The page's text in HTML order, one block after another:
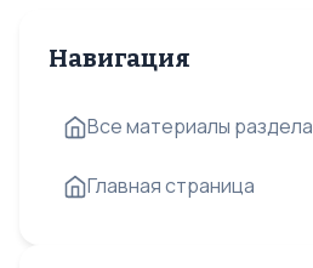
Навигация
Все материалы раздела
Главная страница